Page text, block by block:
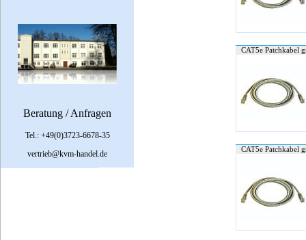
Beratung / Anfragen
Tel.: +49(0)3723-6678-35
vertrieb@kvm-handel.de
CAT5e Patchkabel
CAT5e Patchkabel